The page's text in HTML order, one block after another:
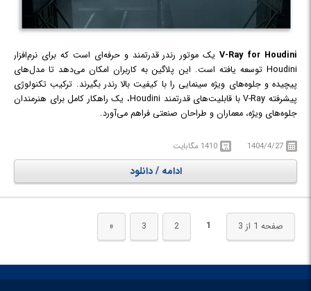
V-Ray for Houdiniیک موتور رندر قدرتمند و حرفه‌ای است که برای نرم‌افزار
Houdini توسعه یافته است. این پلاگین به کاربران امکان می‌دهد تا مدل‌های
پیچیده و جلوه‌های ویژه سینمایی را با کیفیت بالا رندر بگیرند. ترکیب تکنولوژی
پیشرفته V-Ray با قابلیت‌های قدرتمند Houdini، یک راهکار کامل برای هنرمندان
جلوه‌های ویژه، معماران و طراحان صنعتی فراهم می‌آورد.
یک انتخاب ایده‌آل خواهد بود که به‌عنوان یک راهکار حرفه‌ای برای هنرمندان و
استودیوهای جلوه‌های ویژه ای که به کیفیت بالا و کنترل دقیق روی فرآیند
Houdini، امکان تولید پروژه‌هایی با جزئیات بالا، نورپردازی دقیق و متریال‌های
واقع‌گرایانه را فراهم می‌کند.
1404/4/27 1410 مگابایت
ادامه / دانلود
صفحه 1 از 3 1
2
3
»